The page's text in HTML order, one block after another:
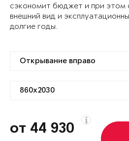
сэкономит бюджет и при этом
внешний вид и
долгие годы.
от 44 930